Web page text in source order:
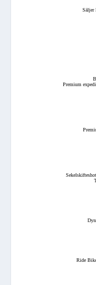
Säljer
Premium
Ride